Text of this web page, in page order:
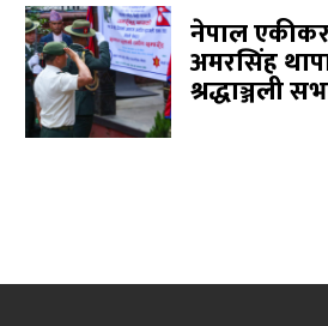
नेपाल
अमरसिंह
श्रद्धाञ्जली